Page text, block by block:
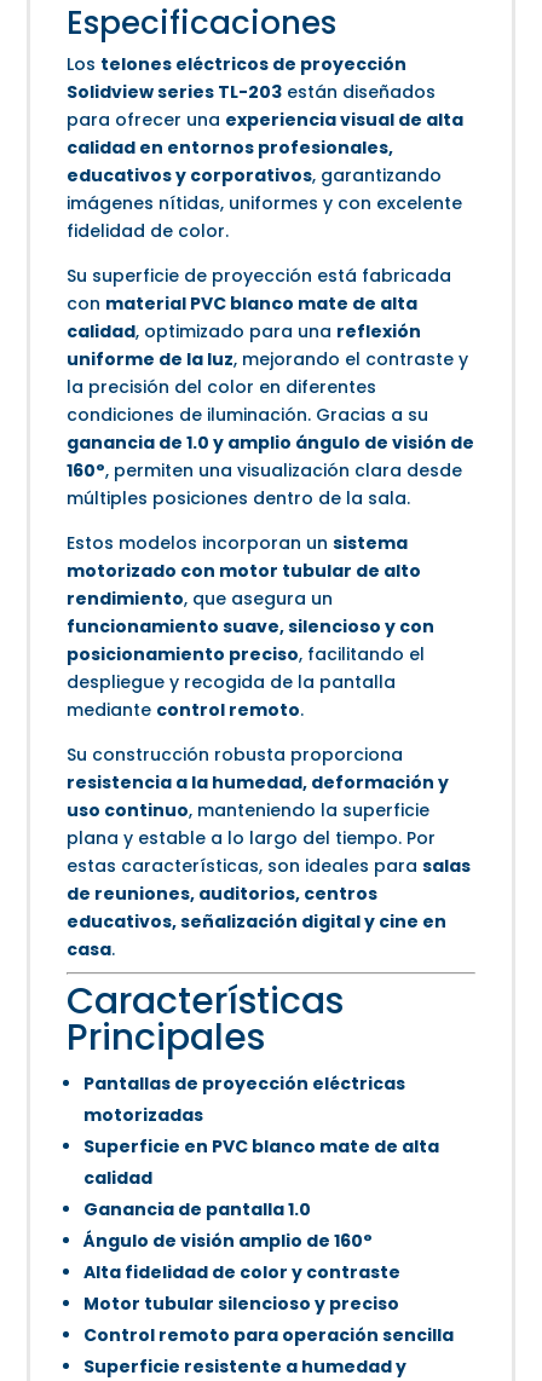
Especificaciones
Los telones eléctricos de proyección
Solidview series TL-203 están diseñados
para ofrecer una experiencia visual de alta
calidad en entornos profesionales,
educativos y corporativos, garantizando
imágenes nítidas, uniformes y con excelente
fidelidad de color.
Su superficie de proyección está fabricada
con material PVC blanco mate de alta
calidad, optimizado para una reflexión
uniforme de la luz, mejorando el contraste y
la precisión del color en diferentes
condiciones de iluminación. Gracias a su
ganancia de 1.0 y amplio ángulo de visión de
160°, permiten una visualización clara desde
múltiples posiciones dentro de la sala.
Estos modelos incorporan unsistema
motorizado con motor tubular de alto
rendimiento, que asegura un
funcionamiento suave, silencioso y con
posicionamiento preciso, facilitando el
despliegue y recogida de la pantalla
mediante control remoto.
Su construcción robusta proporciona
resistencia a la humedad, deformación y
uso continuo, manteniendo la superficie
plana y estable a lo largo del tiempo. Por
estas características, son ideales parasalas
de reuniones, auditorios, centros
educativos, señalización digital y cine en
casa.
Características
Principales
Pantallas de proyección eléctricas
motorizadas
Superficie en PVC blanco mate de alta
calidad
Ganancia de pantalla 1.0
Ángulo de visión amplio de 160°
Alta fidelidad de color y contraste
Motor tubular silencioso y preciso
Control remoto para operación sencilla
Superficie resistente a humedad y